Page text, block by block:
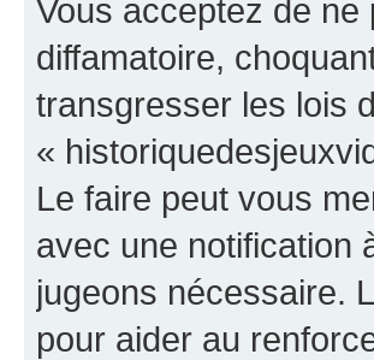
Vous acceptez de
diffamatoire,
transgresser les lois
«
Le faire peut vous
avec une notification
jugeons nécessaire.
pour aider au